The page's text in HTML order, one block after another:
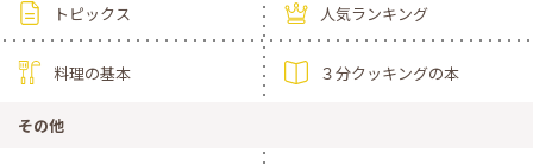
トピックス 人気ランキング
料理の基本 ３分クッキングの本
その他